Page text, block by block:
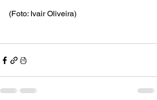
(Foto: Ivair Oliveira)